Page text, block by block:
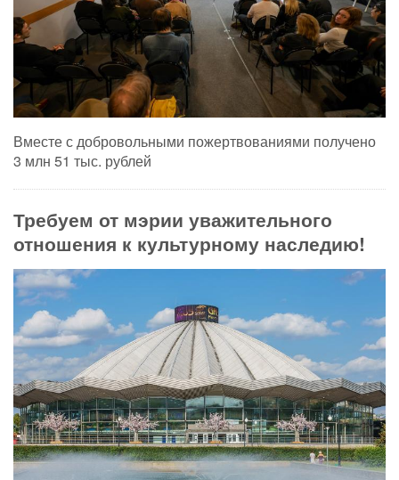
Вместе с добровольными пожертвованиями получено
3 млн 51 тыс. рублей
Требуем от мэрии уважительного
отношения к культурному наследию!